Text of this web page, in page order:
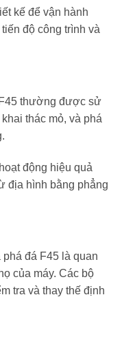
kế để vận hành
độ công trình và
thường được sử
thác mỏ, và phá
động hiệu quả
địa hình bằng phẳng
đá F45 là quan
của máy. Các bộ
tra và thay thế định